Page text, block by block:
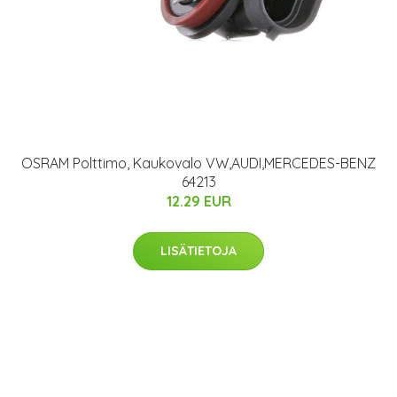
OSRAM Polttimo, Kaukovalo VW,AUDI,MERCEDES-BENZ
64213
12.29 EUR
LISÄTIETOJA